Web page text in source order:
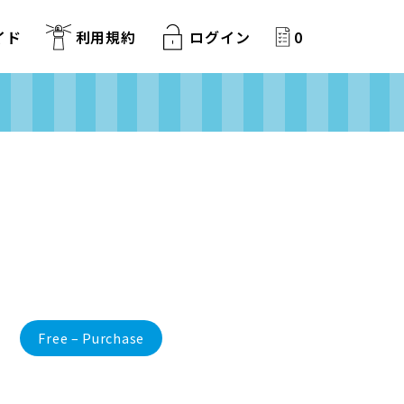
ド 利用規約 ログイン 0
Free – Purchase